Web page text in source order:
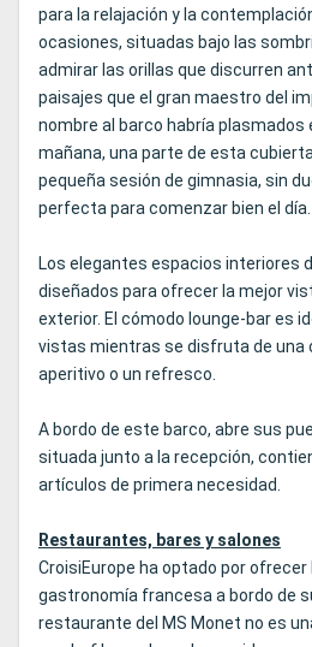
para la relajación y la
ocasiones, situadas bajo las
admirar las orillas que discurren
paisajes que el gran maestro del
nombre al barco habría plasmados
mañana, una parte de esta
pequeña sesión de gimnasia, sin
perfecta para comenzar bien el día.
Los elegantes espacios interiores
diseñados para ofrecer la mejor
exterior. El cómodo lounge-bar es
vistas mientras se disfruta de una
aperitivo o un refresco.
A bordo de este barco, abre sus
situada junto a la recepción,
artículos de primera necesidad.
Restaurantes, bares y salones
CroisiEurope ha optado por ofrecer
gastronomía francesa a bordo de
restaurante del MS Monet no es